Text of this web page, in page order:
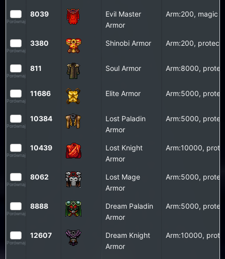
Porównaj
8039
Evil Master
Armor
Arm:200, magic
Porównaj
3380 Shinobi Armor Arm:200,
Porównaj
811 Soul Armor Arm:8000,
Porównaj
11686 Elite Armor Arm:5000,
Porównaj
10384
Lost Paladin
Armor
Arm:5000,
Porównaj
10439
Lost Knight
Armor
Arm:10000,
Porównaj
8062
Lost Mage
Armor
Arm:5000,
Porównaj
8888
Dream Paladin
Armor
Arm:5000,
Porównaj
12607
Dream Knight
Armor
Arm:10000,